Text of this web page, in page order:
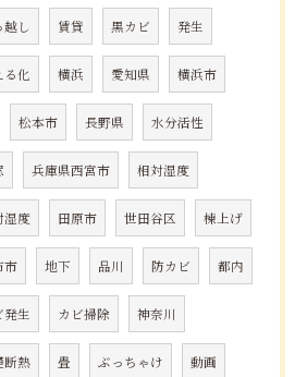
越し 賃貸 黒カビ 発生
る化 横浜 愛知県 横浜市
松本市 長野県 水分活性
兵庫県西宮市 相対湿度
湿度 田原市 世田谷区 棟上げ
市 地下 品川 防カビ 都内
発生 カビ掃除 神奈川
断熱 畳 ぶっちゃけ 動画